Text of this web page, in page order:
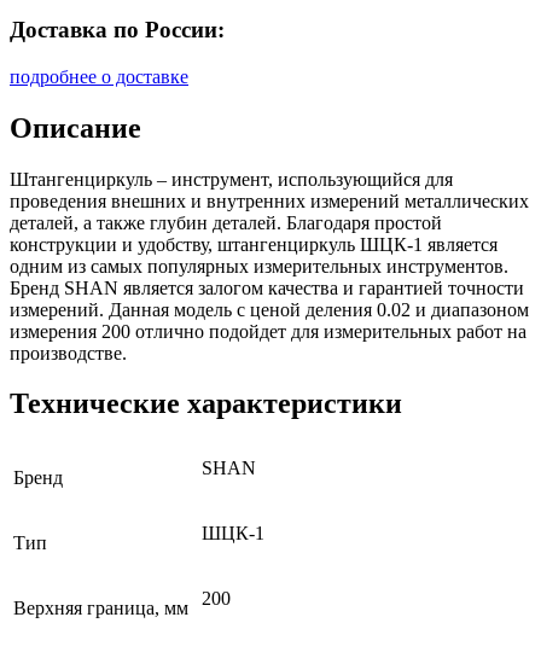
Доставка по России:
подробнее о доставке
Описание
Штангенциркуль – инструмент, использующийся для
проведения внешних и внутренних измерений металлических
деталей, а также глубин деталей. Благодаря простой
конструкции и удобству, штангенциркуль ШЦК-1 является
одним из самых популярных измерительных инструментов.
Бренд SHAN является залогом качества и гарантией точности
измерений. Данная модель с ценой деления 0.02 и диапазоном
измерения 200 отлично подойдет для измерительных работ на
производстве.
Технические характеристики
Бренд SHAN
Тип ШЦК-1
Верхняя граница, мм 200